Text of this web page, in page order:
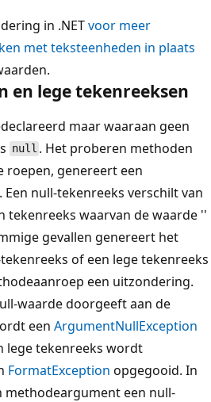
in .NETvoor meer
met teksteenheden in plaats
en lege tekenreeksen
maar waaraan geen
null . Het proberen methoden
roepen, genereert een
. Een null-tekenreeks verschilt van
tekenreeks waarvan de waarde ''
gevallen genereert het
of een lege tekenreeks
een uitzondering.
waarde doorgeeft aan de
een ArgumentNullException
lege tekenreeks wordt
FormatException opgegooid. In
methodeargument een null-